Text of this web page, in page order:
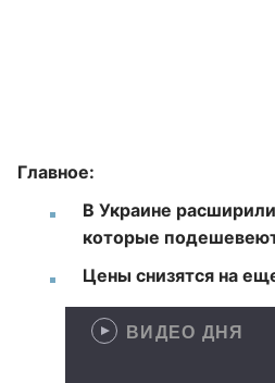
Главное:
В Украине
которые
Цены снизятся на
ВИДЕО ДНЯ